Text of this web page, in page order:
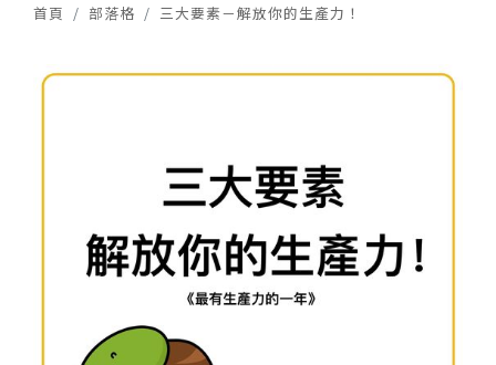
首頁 部落格 三大要素－解放你的生產力！